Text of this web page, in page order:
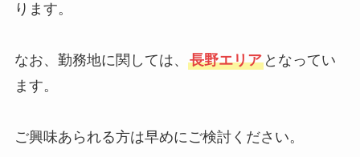
ります。
なお、勤務地に関しては、 長野エリアとなってい
ます。
ご興味あられる方は早めにご検討ください。